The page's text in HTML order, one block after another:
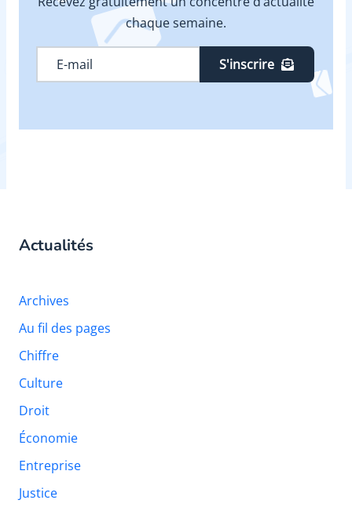
chaque semaine.
S'inscrire
Actualités
Archives
Au fil des pages
Chiffre
Culture
Droit
Économie
Entreprise
Justice